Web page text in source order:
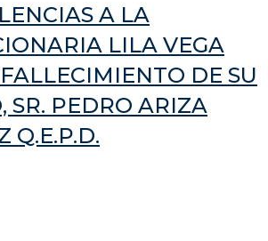
A LA
LILA VEGA
DE SU
SR. PEDRO ARIZA
Q.E.P.D.